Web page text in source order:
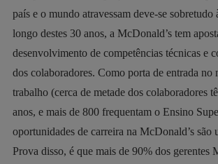
país e o mundo atravessam deve-se
longo destes 30 anos, a McDonald’s tem
desenvolvimento de competências técnicas e
dos colaboradores. Como porta de entrada no
trabalho (cerca de metade dos colaboradores
anos, e mais de 800 frequentam o Ensino
oportunidades de carreira na McDonald’s são
Prova disso, é que mais de 90% dos gerentes